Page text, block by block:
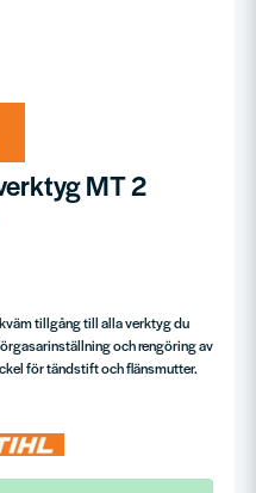
MT 2
tillgång till alla verktyg du
och rengöring av
för tändstift och flänsmutter.